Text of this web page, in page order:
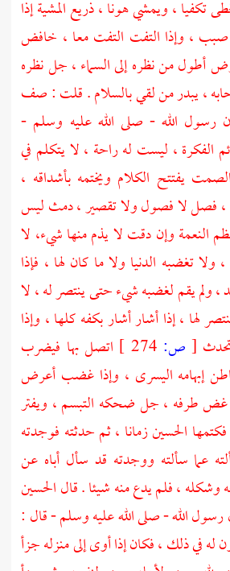
تكفيا ، ويمشي هونا ، ذريع المشية إذا
، وإذا التفت التفت معا ، خافض
أطول من نظره إلى السماء ، جل نظره
، يبدر من لقي بالسلام . قلت : صف
رسول الله - صلى الله عليه وسلم -
الفكرة ، ليست له راحة ، لا يتكلم في
يفتتح الكلام ويختمه بأشداقه ،
، فصل لا فصول ولا تقصير ، دمث ليس
النعمة وإن دقت لا يذم منها شيء، لا
تغضبه الدنيا ولا ما كان لها ، فإذا
، ولم يقم لغضبه شيء حتى ينتصر له ، لا
لها ، إذا أشار أشار بكفه كلها ، وإذا
[ ص:
اتصل بها فيضرب
إبهامه اليسرى ، وإذا غضب أعرض
طرفه ، جل ضحكه التبسم ، ويفتر
الحسين زمانا ، ثم حدثته فوجدته
عما سألته ووجدته قد سأل أباه عن
، فلم يدع منه شيئا . قالالحسين
الله - صلى الله عليه وسلم - قال :
له في ذلك ، فكان إذا أوى إلى منزله جزأ